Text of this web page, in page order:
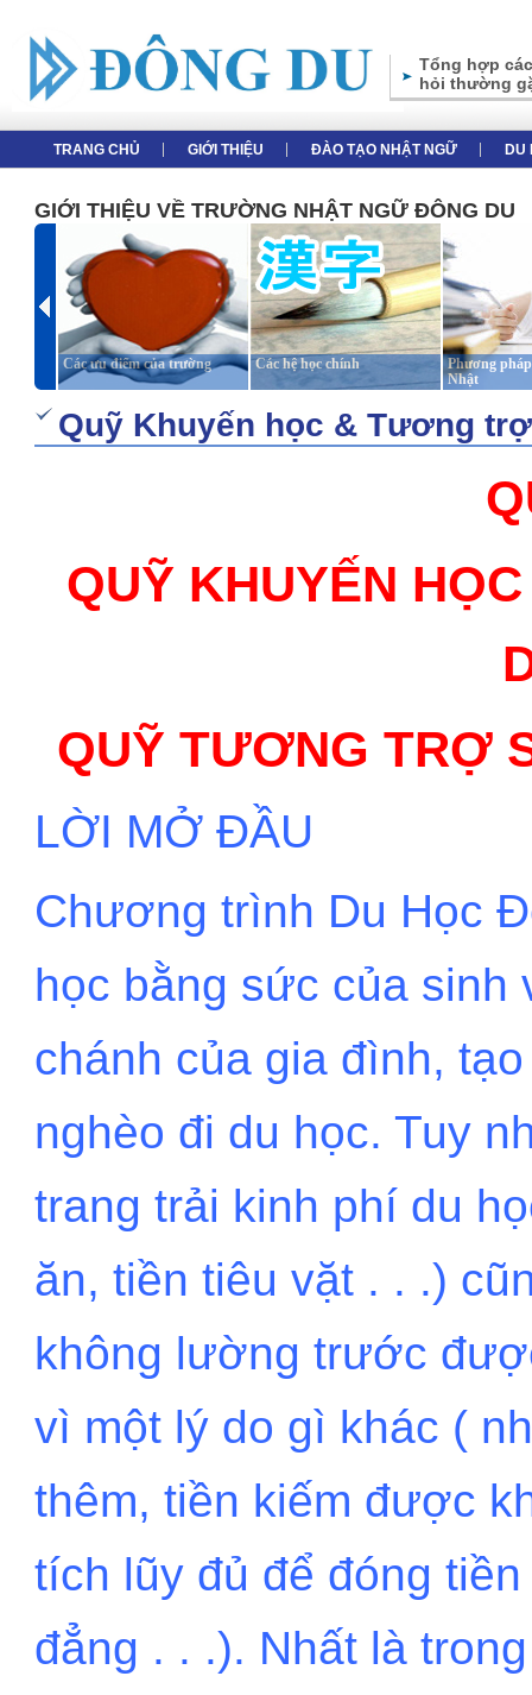
Tổng hợp
hỏi thường
TRANG CHỦ GIỚI THIỆU ĐÀO TẠO NHẬT NGỮ DU
GIỚI THIỆU VỀ TRƯỜNG NHẬT NGỮ ĐÔNG DU
Các ưu điểm của trường Các hệ học chính
Phương
Nhật
Quỹ Khuyến học & Tương
QUỸ KHUYẾN
QUỸ TƯƠNG TRỢ
LỜI MỞ ĐẦU
Chương trình Du Học
học bằng sức của sinh
chánh của gia đình,
nghèo đi du học. Tuy
trang trải kinh phí du
ăn, tiền tiêu vặt . . .)
không lường trước
vì một lý do gì khác (
thêm, tiền kiếm được
tích lũy đủ để đóng
đẳng . . .). Nhất là